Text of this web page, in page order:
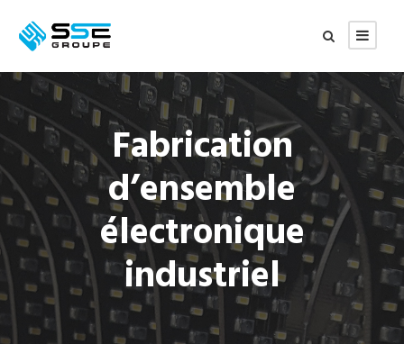
Fabrication
d’ensemble
électronique
industriel